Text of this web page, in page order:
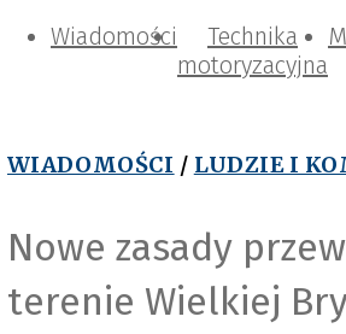
Wiadomości
Technika
motoryzacyjna
WIADOMOŚCI / LUDZIE I
Nowe zasady
terenie Wielkiej